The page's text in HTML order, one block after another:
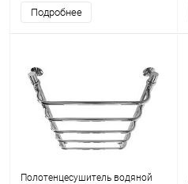
Подробнее
Полотенцесушитель водяной